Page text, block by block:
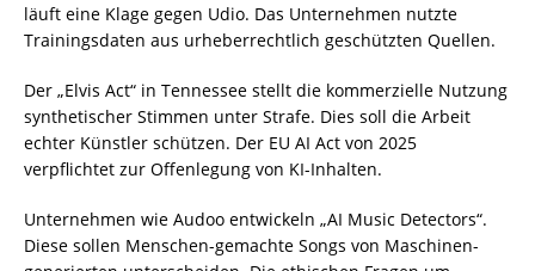
läuft eine Klage gegen Udio. Das Unternehmen nutzte
Trainingsdaten aus urheberrechtlich geschützten Quellen.
Der „Elvis Act“ in Tennessee stellt die kommerzielle Nutzung
synthetischer Stimmen unter Strafe. Dies soll die Arbeit
echter Künstler schützen. Der EU AI Act von 2025
verpflichtet zur Offenlegung von KI-Inhalten.
Unternehmen wie Audoo entwickeln „AI Music Detectors“.
Diese sollen Menschen-gemachte Songs von Maschinen-